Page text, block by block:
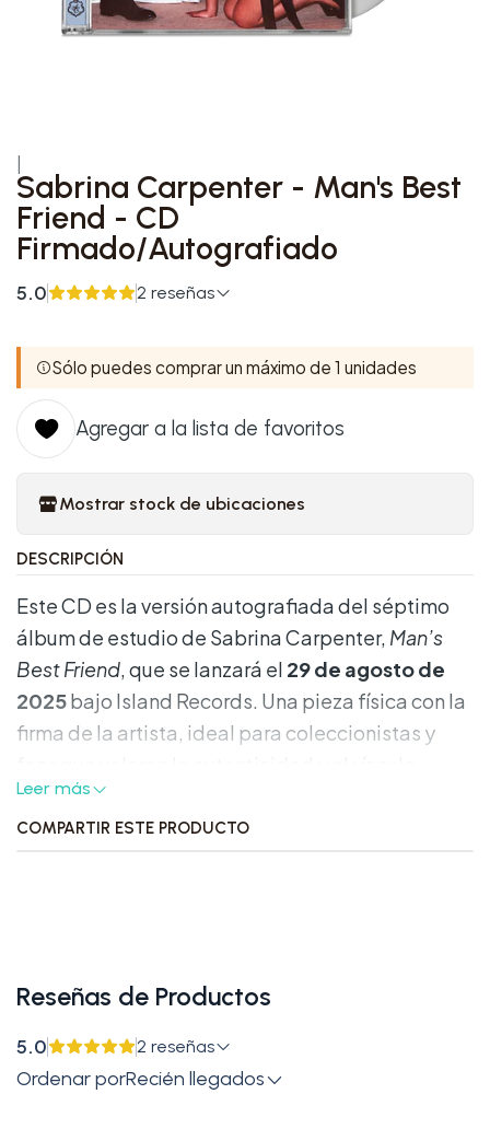
Sabrina Carpenter - Man's Best
Friend - CD
Firmado/Autografiado
5.0 2 reseñas
Sólo puedes comprar un máximo de 1 unidades
Agregar a la lista de favoritos
Mostrar stock de ubicaciones
DESCRIPCIÓN
Este CD es la versión autografiada del séptimo
álbum de estudio de Sabrina Carpenter, Man’s
Best Friend, que se lanzará el 29 de agosto de
2025bajo Island Records. Una pieza física con la
firma de la artista, ideal para coleccionistas y
personal con su música.
Características destacadas:
•Autógrafo incluido:Firma original de Sabrina
•Edición física completa:Contiene el álbum
Leer más
COMPARTIR ESTE PRODUCTO
Reseñas de Productos
5.0 2 reseñas
Ordenar porRecién llegados